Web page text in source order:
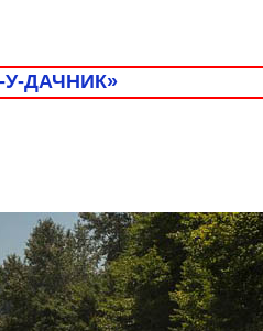
У-ДАЧНИК»